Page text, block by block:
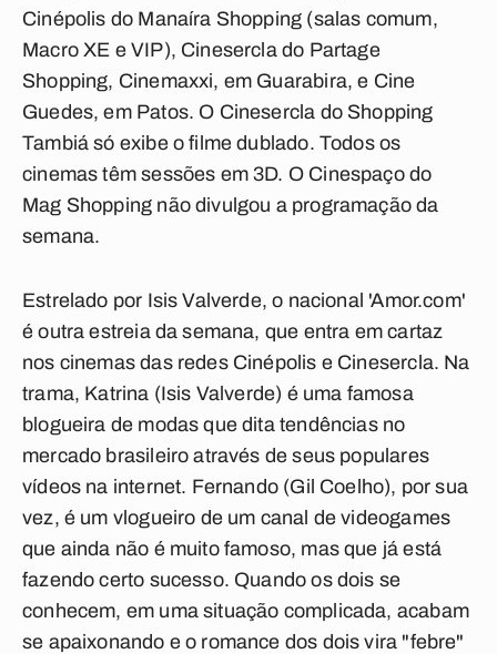
Cinépolis do Manaíra Shopping (salas comum,
Macro XE e VIP), Cinesercla do Partage
Shopping, Cinemaxxi, em Guarabira, e Cine
Guedes, em Patos. O Cinesercla do Shopping
Tambiá só exibe o filme dublado. Todos os
cinemas têm sessões em 3D. O Cinespaço do
Mag Shopping não divulgou a programação da
semana.
Estrelado por Isis Valverde, o nacional 'Amor.com'
é outra estreia da semana, que entra em cartaz
nos cinemas das redes Cinépolis e Cinesercla. Na
trama, Katrina (Isis Valverde) é uma famosa
blogueira de modas que dita tendências no
mercado brasileiro através de seus populares
vídeos na internet. Fernando (Gil Coelho), por sua
vez, é um vlogueiro de um canal de videogames
que ainda não é muito famoso, mas que já está
fazendo certo sucesso. Quando os dois se
conhecem, em uma situação complicada, acabam
se apaixonando e o romance dos dois vira "febre"